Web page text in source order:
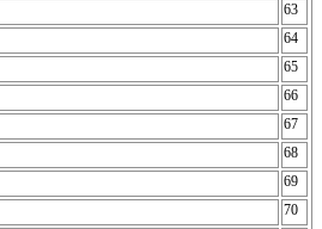
63
64
65
66
67
68
69
70